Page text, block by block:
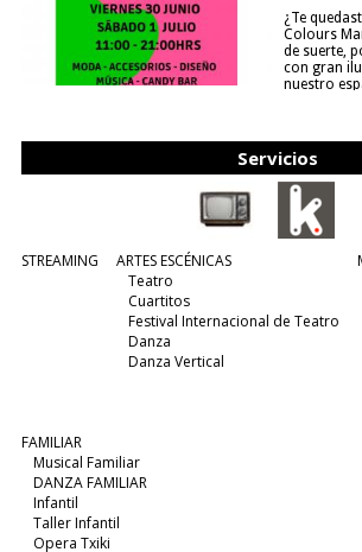
¿Te
Colours
de suerte,
con gran
nuestro
Servicios
STREAMING
ARTES ESCÉNICAS
Teatro
Cuartitos
Festival Internacional de Teatro
Danza
Danza Vertical
FAMILIAR
Musical Familiar
DANZA FAMILIAR
Infantil
Taller Infantil
Opera Txiki